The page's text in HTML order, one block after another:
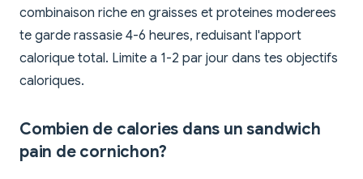
combinaison riche en graisses et proteines moderees
te garde rassasie 4-6 heures, reduisant l'apport
calorique total. Limite a 1-2 par jour dans tes objectifs
caloriques.
Combien de calories dans un sandwich
pain de cornichon?